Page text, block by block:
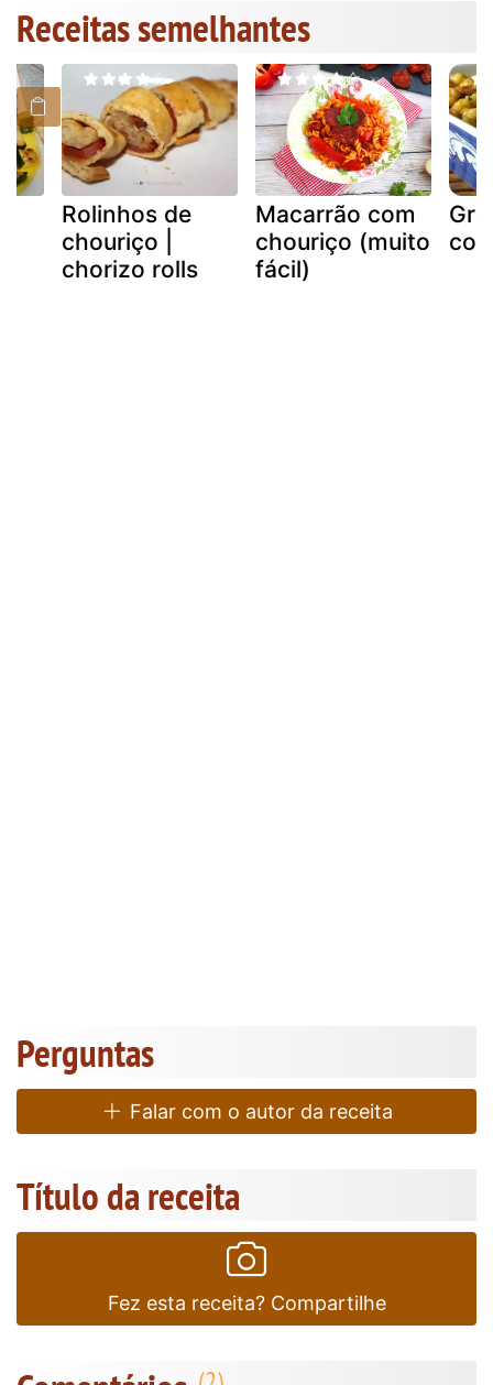
Receitas semelhantes
Rolinhos de
chouriço |
chorizo rolls
Macarrão com
chouriço (muito
fácil)
Perguntas
Falar com o autor da receita
Título da receita
Fez esta receita? Compartilhe